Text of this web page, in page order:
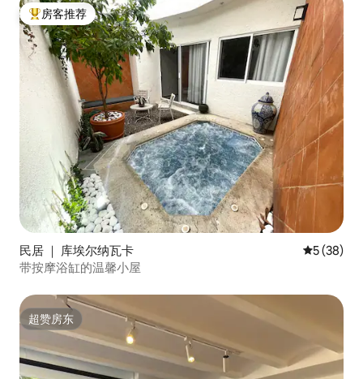
热门「房客推荐」
房客推荐
民居 ｜ 库埃尔纳瓦卡 平均评分
5 (38)
带按摩浴缸的温馨小屋
超赞房东
超赞房东